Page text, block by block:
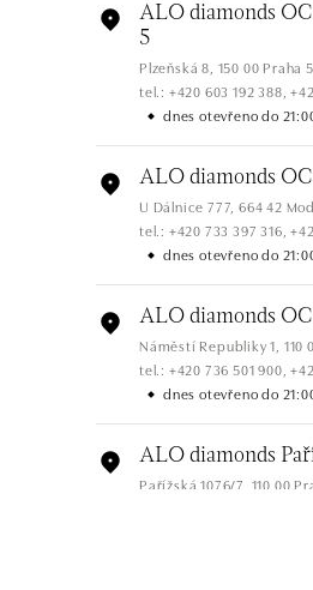
ALO diamonds
5
Plzeňská 8, 150 00 Praha
tel.: +420 603 192 388,
dnes otevřeno do
ALO diamonds
U Dálnice 777, 664 42
tel.: +420 733 397 316,
dnes otevřeno do
ALO diamonds
Náměstí Republiky 1, 110
tel.: +420 736 501 900,
dnes otevřeno do
ALO diamonds
Pařížská 1076/7, 110 00